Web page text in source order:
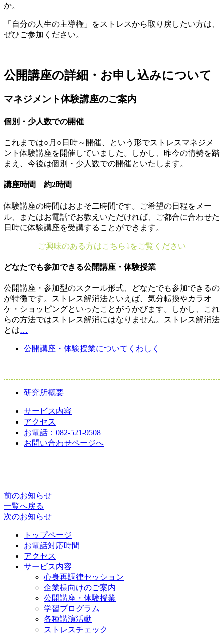
か。
「自分の人生の主導権」をストレスから取り戻したい方は、
ぜひご参加ください。
公開講座の詳細・お申し込みについて
マネジメント体験講座のご案内
個別・少人数での開催
これまでは○月○日時～開催、という形でストレスマネジメ
ント体験講座を開催していました。しかし、昨今の情勢を踏
まえ、今後は個別・少人数での開催といたします。
講座時間 約2時間
体験講座の時間はおよそ二時間です。ご希望の日程をメー
ル、またはお電話でお教えいただければ、ご都合に合わせた
日時に体験講座を受講することができます。
ご興味のある方はこちら⤵をご覧ください
どなたでも参加できる公開講座・体験授業
公開講座・参加型のスクール形式、どなたでも参加できるの
が特徴です。ストレス解消法といえば、気分転換やカラオ
ケ・ショッピングといったことがうかびます。しかし、これ
らの方法ではストレス解消にはなりません。ストレス解消法
とは…
公開講座・体験授業についてくわしく
研究所概要
サービス内容
アクセス
お電話：082-521-9508
お問い合わせページへ
前のお知らせ
一覧へ戻る
次のお知らせ
トップページ
お電話対応時間
アクセス
サービス内容
心身再調律セッション
企業様向けのご案内
公開講座・体験授業
学習プログラム
各種講演活動
ストレスチェック